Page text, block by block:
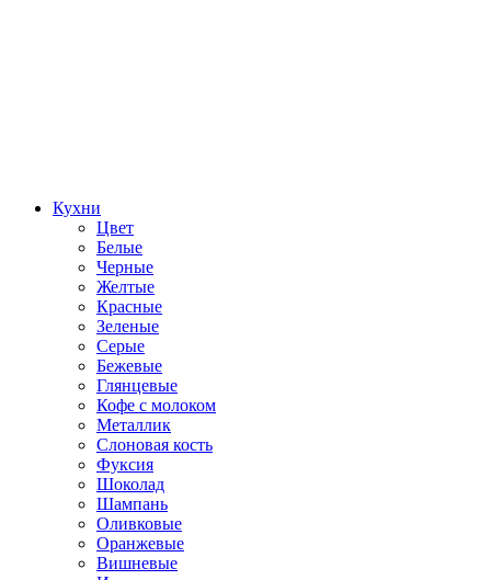
Кухни
Цвет
Белые
Черные
Желтые
Красные
Зеленые
Серые
Бежевые
Глянцевые
Кофе с молоком
Металлик
Слоновая кость
Фуксия
Шоколад
Шампань
Оливковые
Оранжевые
Вишневые